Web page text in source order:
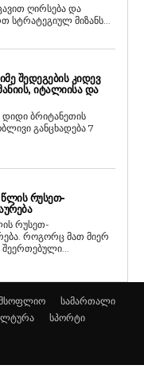
ღირსება და
სტრატეგიულ მიზანს...
ᲨᲔᲓᲔᲒᲔᲑᲘᲡ ᲙᲘᲓᲔᲕ
ᲘᲢᲐᲚᲘᲘᲡᲐ ᲓᲐ
დიდი ბრიტანეთის
განცხადება 7
ᲠᲣᲡᲔᲗ-
რუსეთ-
მიერ
სამართალი
სპორტი